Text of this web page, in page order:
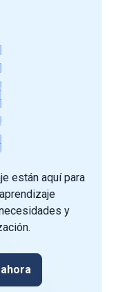
están aquí para
y